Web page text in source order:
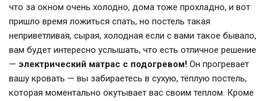
что за окном очень холодно, дома тоже прохладно, и вот
пришло время ложиться спать, но постель такая
неприветливая, сырая, холодная если с вами такое бывало,
вам будет интересно услышать, что есть отличное решение
— электрический матрас с подогревом! Он прогревает
вашу кровать — вы забираетесь в сухую, тёплую постель,
которая моментально окутывает вас своим теплом. Кроме